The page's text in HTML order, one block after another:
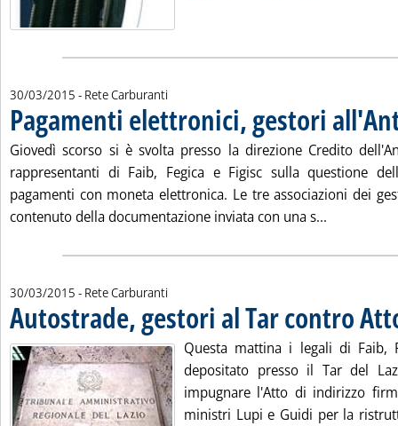
30/03/2015 - Rete Carburanti
Pagamenti elettronici, gestori
Giovedì scorso si è svolta presso la direzione Credito
rappresentanti di Faib, Fegica e Figisc sulla questione
pagamenti con moneta elettronica. Le tre associazioni dei
contenuto della documentazione inviata con una s...
30/03/2015 - Rete Carburanti
Autostrade, gestori al Tar contro
Questa mattina i legali di Faib,
depositato presso il Tar del
impugnare l'Atto di indirizzo
ministri Lupi e Guidi per la